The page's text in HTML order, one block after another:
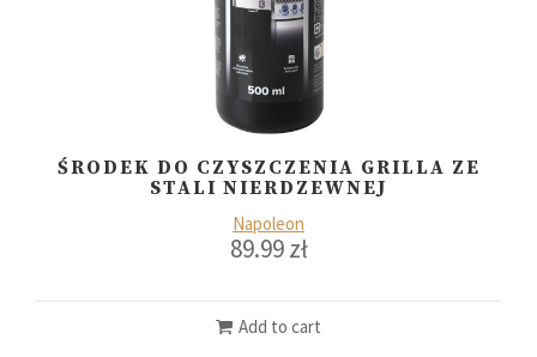
ŚRODEK DO CZYSZCZENIA GRILLA ZE
STALI NIERDZEWNEJ
Napoleon
89.99zł
Add to cart